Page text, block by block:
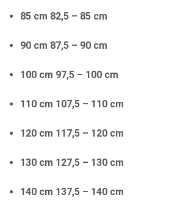
85 cm 82,5 – 85 cm
90 cm 87,5 – 90 cm
100 cm 97,5 – 100 cm
110 cm 107,5 – 110 cm
120 cm 117,5 – 120 cm
130 cm 127,5 – 130 cm
140 cm 137,5 – 140 cm